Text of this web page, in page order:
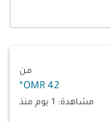
من
42 OMR
*
مشاهدة: 1 يوم منذ